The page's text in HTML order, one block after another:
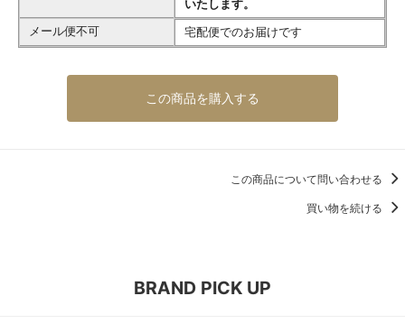
いたします。
メール便不可
宅配便でのお届けです
この商品を購入する
この商品について問い合わせる
買い物を続ける
BRAND PICK UP